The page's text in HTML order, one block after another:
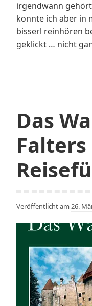
irgendwann
konnte ich aber in
bisserl reinhören
geklickt … nicht
Das
Falters
Veröffentlicht am 26.